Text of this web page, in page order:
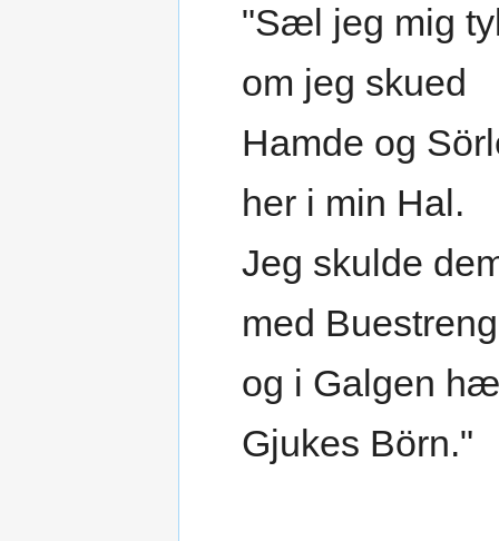
"Sæl jeg mig
om jeg skued
Hamde og
her i min Hal.
Jeg skulde
med
og i Galgen
Gjukes Börn."